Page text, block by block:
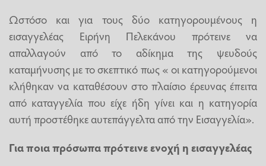
Ωστόσο και για τους δύο κατηγορουμένους η
εισαγγελέας Ειρήνη Πελεκάνου πρότεινε να
απαλλαγούν από το αδίκημα της ψευδούς
καταμήνυσης με το σκεπτικό πως « οι κατηγορούμενοι
κλήθηκαν να καταθέσουν στο πλαίσιο έρευνας έπειτα
από καταγγελία που είχε ήδη γίνει και η κατηγορία
αυτή προστέθηκε αυτεπάγγελτα από την Εισαγγελία».
Για ποια πρόσωπα πρότεινε ενοχή η εισαγγελέας